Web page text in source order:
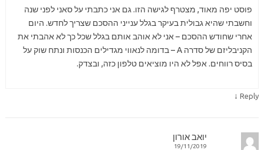
פוסט יפה מאוד, מצטרף לגישה הזו. גם אני כתבתי על סאני לפני שנה
וחשבתי שהיא גבולית בעיקר בגלל ענייני ההסכם שצריך לחדש. היום
אחרי שחודש ההסכם – אני לא אוהב אותם בגלל שכל כך לא אהבתי את
הקניבליזם של סדרה A – בדומה לנאווי מגדילים הכנסות ונתח שוק על
בסיס רווחים. אפל לא היו מוציאים טלפון כזה, ובצדק.
Reply
↓
יואב אורון
19/11/2019